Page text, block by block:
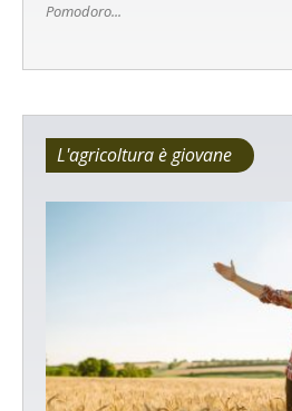
Pomodoro...
L'agricoltura è giovane